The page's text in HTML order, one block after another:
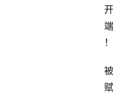
开
端
！
被
赋